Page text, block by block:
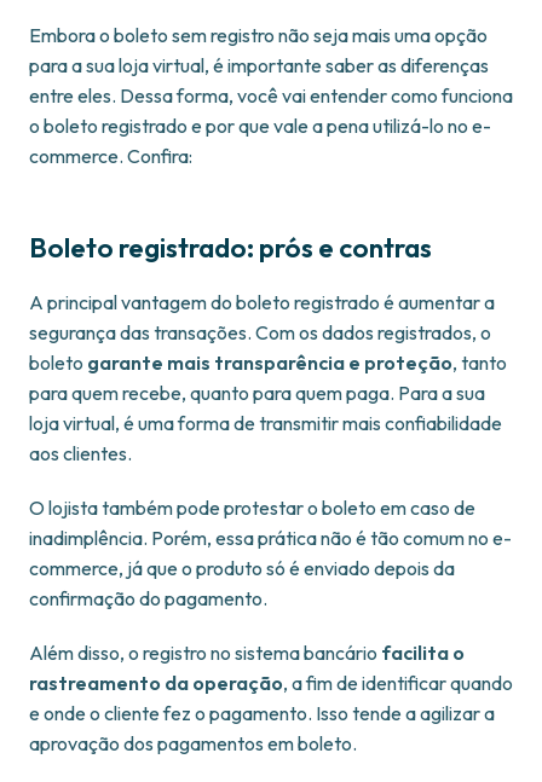
Embora o boleto sem registro não seja mais uma opção
para a sua loja virtual, é importante saber as diferenças
entre eles. Dessa forma, você vai entender como funciona
o boleto registrado e por que vale a pena utilizá-lo no e-
commerce. Confira:
Boleto registrado: prós e contras
A principal vantagem do boleto registrado é aumentar a
segurança das transações. Com os dados registrados, o
boleto garante mais transparência e proteção, tanto
para quem recebe, quanto para quem paga. Para a sua
loja virtual, é uma forma de transmitir mais confiabilidade
aos clientes.
O lojista também pode protestar o boleto em caso de
inadimplência. Porém, essa prática não é tão comum no e-
commerce, já que o produto só é enviado depois da
confirmação do pagamento.
Além disso, o registro no sistema bancário facilita o
rastreamento da operação, a fim de identificar quando
e onde o cliente fez o pagamento. Isso tende a agilizar a
aprovação dos pagamentos em boleto.